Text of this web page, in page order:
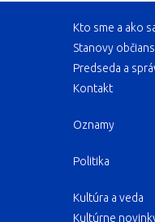
Kto sme a ako
Stanovy
Predseda a
Kontakt
Oznamy
Politika
Kultúra a veda
Kultúrne